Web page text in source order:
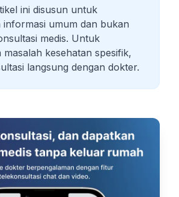
ini disusun untuk
informasi umum dan bukan
medis. Untuk
masalah kesehatan spesifik,
langsung dengan dokter.